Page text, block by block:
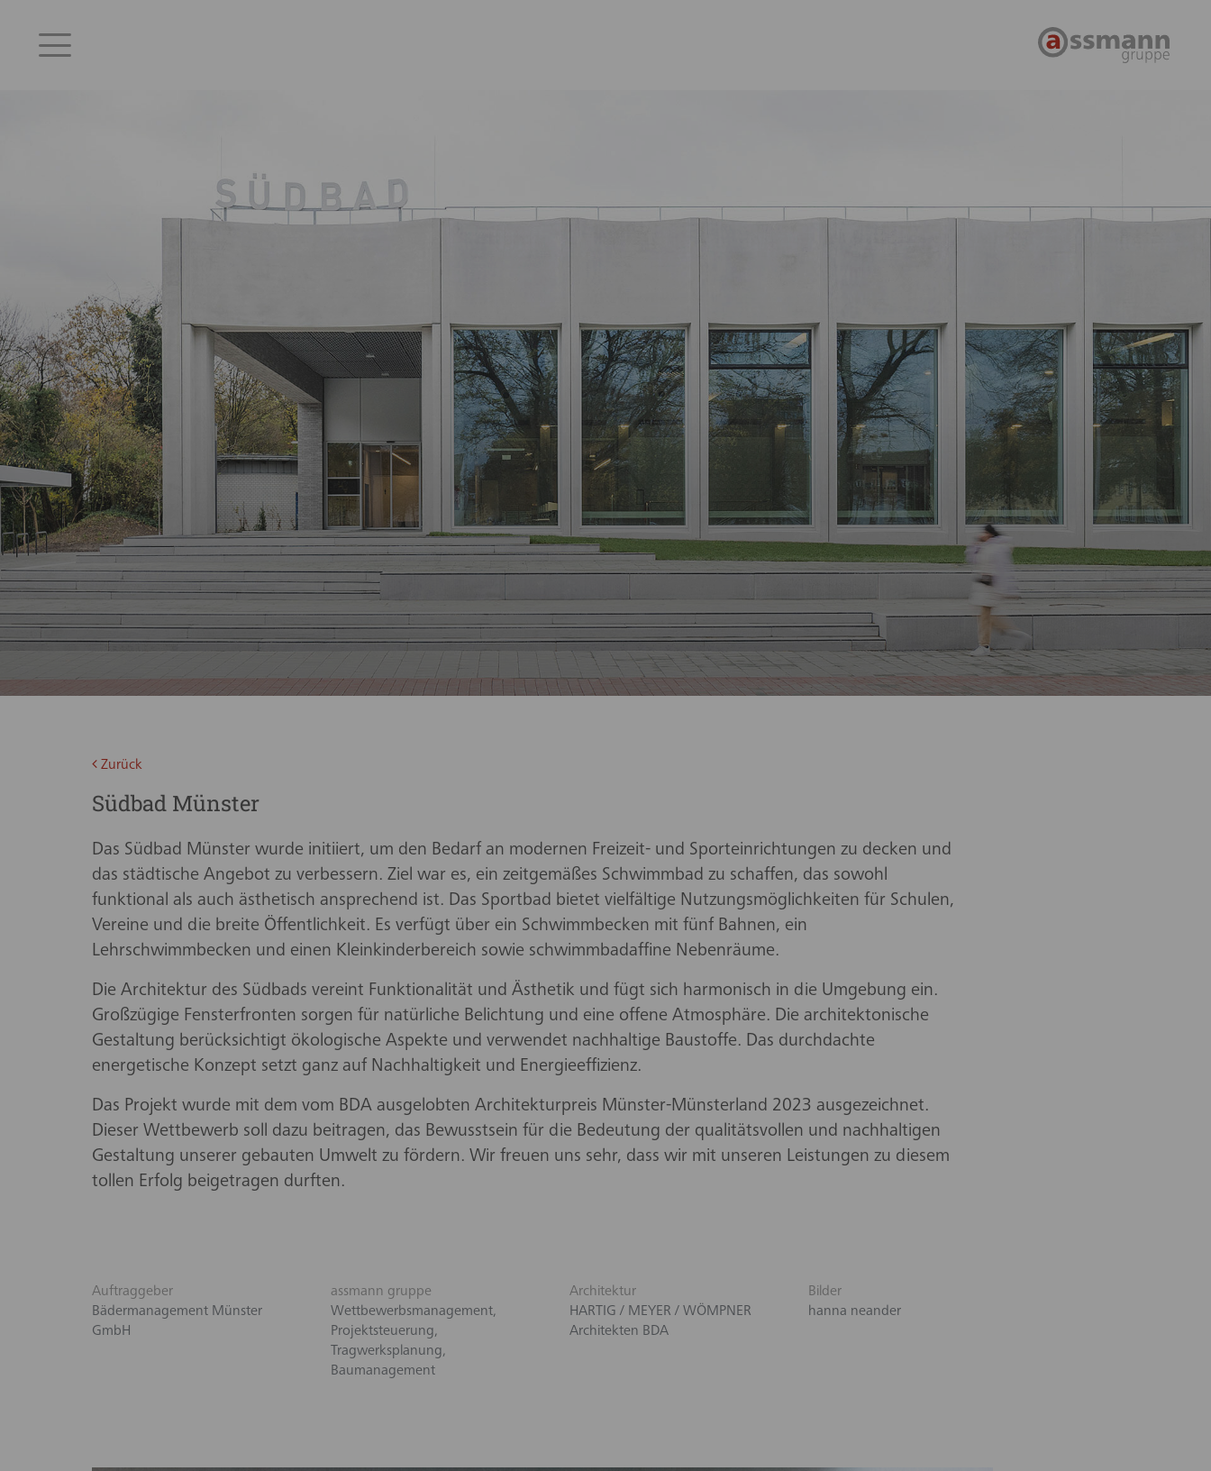
Zurück
Südbad Münster
Das Südbad Münster wurde initiiert, um den Bedarf an modernen Freizeit- und Sporteinrichtungen zu decken und
das städtische Angebot zu verbessern. Ziel war es, ein zeitgemäßes Schwimmbad zu schaffen, das sowohl
funktional als auch ästhetisch ansprechend ist. Das Sportbad bietet vielfältige Nutzungsmöglichkeiten für Schulen,
Vereine und die breite Öffentlichkeit. Es verfügt über ein Schwimmbecken mit fünf Bahnen, ein
Lehrschwimmbecken und einen Kleinkinderbereich sowie schwimmbadaffine Nebenräume.
Die Architektur des Südbads vereint Funktionalität und Ästhetik und fügt sich harmonisch in die Umgebung ein.
Großzügige Fensterfronten sorgen für natürliche Belichtung und eine offene Atmosphäre. Die architektonische
Gestaltung berücksichtigt ökologische Aspekte und verwendet nachhaltige Baustoffe. Das durchdachte
energetische Konzept setzt ganz auf Nachhaltigkeit und Energieeffizienz.
Das Projekt wurde mit dem vom BDA ausgelobten Architekturpreis Münster-Münsterland 2023 ausgezeichnet.
Dieser Wettbewerb soll dazu beitragen, das Bewusstsein für die Bedeutung der qualitätsvollen und nachhaltigen
Gestaltung unserer gebauten Umwelt zu fördern. Wir freuen uns sehr, dass wir mit unseren Leistungen zu diesem
tollen Erfolg beigetragen durften.
Auftraggeber
Bädermanagement Münster
GmbH
assmann gruppe
Wettbewerbsmanagement,
Projektsteuerung,
Tragwerksplanung,
Baumanagement
Architektur
HARTIG / MEYER / WÖMPNER
Architekten BDA
Bilder
hanna neander